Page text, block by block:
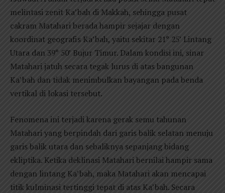
melintasi zenit Ka’bah di Makkah, sehingga pusat
cakram Matahari berada hampir sejajar dengan
koordinat geografis Ka’bah, yaitu sekitar 21° 25’ Lintang
Utara dan 39° 50’ Bujur Timur. Dalam kondisi ini, sinar
Matahari jatuh secara tegak lurus di atas bangunan
Ka’bah dan tidak menimbulkan bayangan pada benda
vertikal di lokasi tersebut.
Fenomena ini terjadi karena gerak semu tahunan
Matahari yang berpindah dari garis balik selatan menuju
garis balik utara dan sebaliknya sepanjang bidang
ekliptika. Ketika deklinasi Matahari bernilai hampir sama
dengan lintang Ka’bah, maka Matahari akan mencapai
titik kulminasi tertinggi tepat di atas Ka’bah. Secara